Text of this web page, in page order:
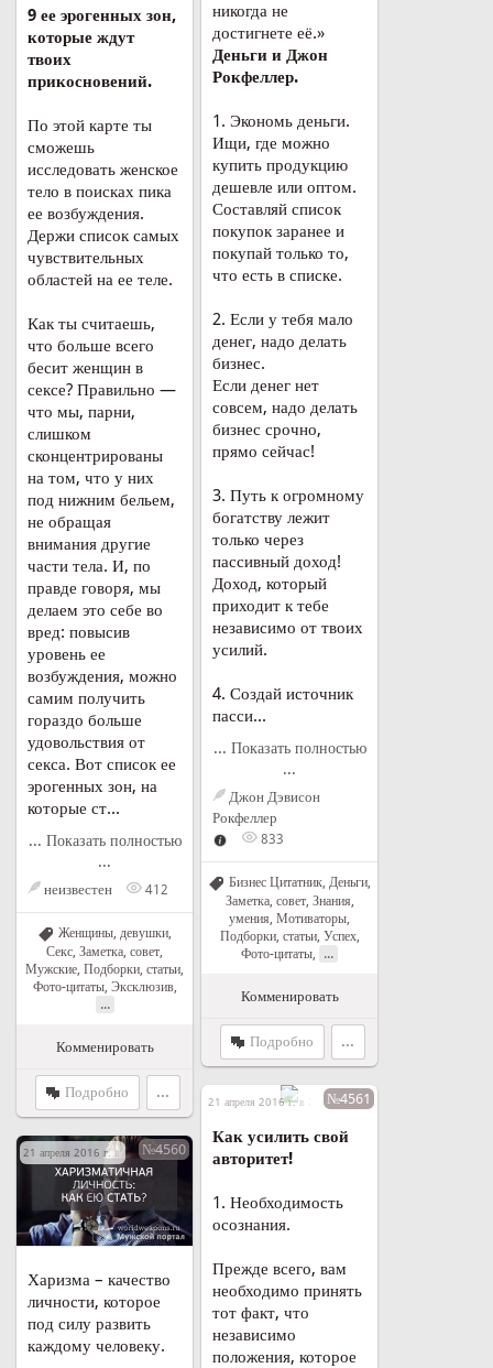
9 ее эрогенных зон,
которые ждут
твоих
прикосновений.
По этой карте ты
сможешь
исследовать женское
тело в поисках пика
ее возбуждения.
Держи список самых
чувствительных
областей на ее теле.
Как ты считаешь,
что больше всего
бесит женщин в
сексе? Правильно —
что мы, парни,
слишком
сконцентрированы
на том, что у них
под нижним бельем,
не обращая
внимания другие
части тела. И, по
правде говоря, мы
делаем это себе во
вред: повысив
уровень ее
возбуждения, можно
самим получить
гораздо больше
удовольствия от
секса. Вот список ее
эрогенных зон, на
которые ст...
... Показать полностью
...
неизвестен 412
Женщины, девушки,
Секс Заметка, совет
Мужские Подборки, статьи
Фото-цитаты, Эксклюзив,
...
Комменировать
Подробно ...
никогда не
достигнете её.»
Деньги и Джон
Рокфеллер.
1. Экономь деньги.
Ищи, где можно
купить продукцию
дешевле или оптом.
Составляй список
покупок заранее и
покупай только то,
что есть в списке.
2. Если у тебя мало
денег, надо делать
бизнес.
Если денег нет
совсем, надо делать
бизнес срочно,
прямо сейчас!
3. Путь к огромному
богатству лежит
только через
пассивный доход!
Доход, который
приходит к тебе
независимо от твоих
усилий.
4. Создай источник
пасси...
... Показать полностью
...
Джон Дэвисон
Рокфеллер
833
Бизнес Цитатник, Деньги,
Заметка, совет, Знания,
умения Мотиваторы
Подборки, статьи, Успех,
Фото-цитаты
...
Комменировать
Подробно ...
21 апреля 2016 г. в 23:06№4561
Как усилить свой
авторитет!
1. Необходимость
осознания.
Прежде всего, вам
необходимо принять
тот факт, что
независимо
положения, которое
21 апреля 2016 г. в 18:00№4560
Харизма – качество
личности, которое
под силу развить
каждому человеку.